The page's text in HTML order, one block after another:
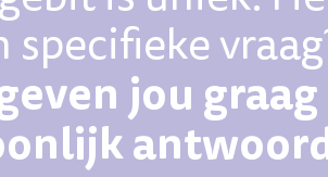
specifieke
jou graag